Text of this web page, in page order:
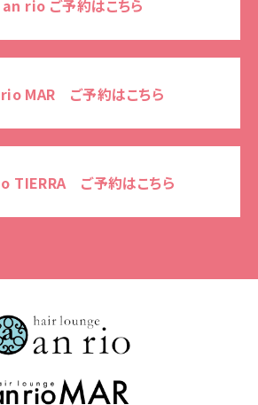
an rio ご予約はこちら
MAR ご予約はこちら
TIERRA ご予約はこちら